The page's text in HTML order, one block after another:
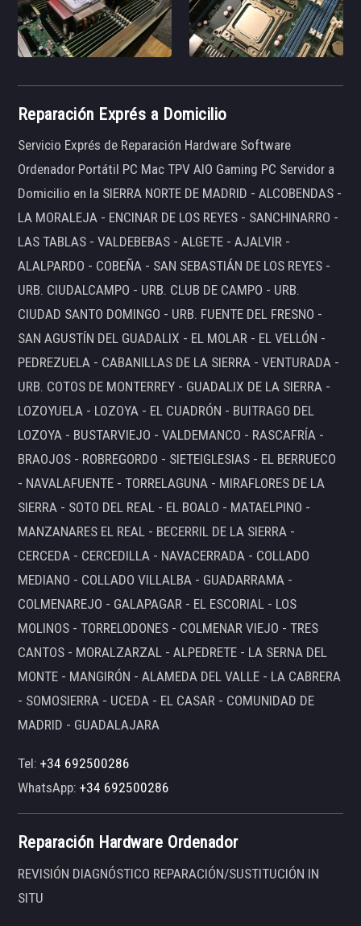
Reparación Exprés a Domicilio
Servicio Exprés de Reparación Hardware Software
Ordenador Portátil PC Mac TPV AIO Gaming PC Servidor a
Domicilio en la SIERRA NORTE DE MADRID - ALCOBENDAS -
LA MORALEJA - ENCINAR DE LOS REYES - SANCHINARRO -
LAS TABLAS - VALDEBEBAS - ALGETE - AJALVIR -
ALALPARDO - COBEÑA - SAN SEBASTIÁN DE LOS REYES -
URB. CIUDALCAMPO - URB. CLUB DE CAMPO - URB.
CIUDAD SANTO DOMINGO - URB. FUENTE DEL FRESNO -
SAN AGUSTÍN DEL GUADALIX - EL MOLAR - EL VELLÓN -
PEDREZUELA - CABANILLAS DE LA SIERRA - VENTURADA -
URB. COTOS DE MONTERREY - GUADALIX DE LA SIERRA -
LOZOYUELA - LOZOYA - EL CUADRÓN - BUITRAGO DEL
LOZOYA - BUSTARVIEJO - VALDEMANCO - RASCAFRÍA -
BRAOJOS - ROBREGORDO - SIETEIGLESIAS - EL BERRUECO
- NAVALAFUENTE - TORRELAGUNA - MIRAFLORES DE LA
SIERRA - SOTO DEL REAL - EL BOALO - MATAELPINO -
MANZANARES EL REAL - BECERRIL DE LA SIERRA -
CERCEDA - CERCEDILLA - NAVACERRADA - COLLADO
MEDIANO - COLLADO VILLALBA - GUADARRAMA -
COLMENAREJO - GALAPAGAR - EL ESCORIAL - LOS
MOLINOS - TORRELODONES - COLMENAR VIEJO - TRES
CANTOS - MORALZARZAL - ALPEDRETE - LA SERNA DEL
MONTE - MANGIRÓN - ALAMEDA DEL VALLE - LA CABRERA
- SOMOSIERRA - UCEDA - EL CASAR - COMUNIDAD DE
MADRID - GUADALAJARA
Tel:+34 692500286
WhatsApp:+34 692500286
Reparación Hardware Ordenador
REVISIÓN DIAGNÓSTICO REPARACIÓN/SUSTITUCIÓN IN
SITU